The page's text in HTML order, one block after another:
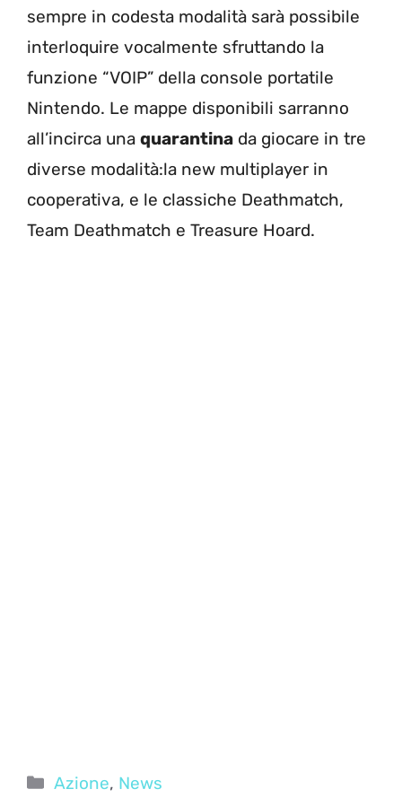
sempre in codesta modalità sarà possibile
interloquire vocalmente sfruttando la
funzione “VOIP” della console portatile
Nintendo. Le mappe disponibili sarranno
all’incirca una quarantina da giocare in tre
diverse modalità:la new multiplayer in
cooperativa, e le classiche Deathmatch,
Team Deathmatch e Treasure Hoard.
Categorie
Azione, News